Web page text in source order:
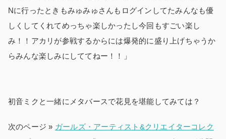
Nに行ったときもみゅみゅさんもログインしてたみんなも優
しくしてくれてめっちゃ楽しかったし今回もすごい楽し
み！！アカリが参戦するからには爆発的に盛り上げちゃうか
らみんな楽しみにしててねー！！」
初音ミクと一緒にメタバースで花見を堪能してみては？
次のページ » ガールズ・アーティスト&クリエイターコレク